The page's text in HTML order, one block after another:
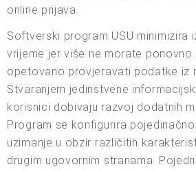
online prijava.
Softverski program USU minimizira
vrijeme jer više ne morate
opetovano provjeravati podatke iz
Stvaranjem jedinstvene
korisnici dobivaju razvoj dodatnih
Program se konfigurira
uzimanje u obzir različitih
drugim ugovornim stranama.